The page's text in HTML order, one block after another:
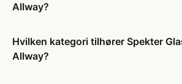
Allway?
Hvilken kategori tilhører Spekter
Allway?